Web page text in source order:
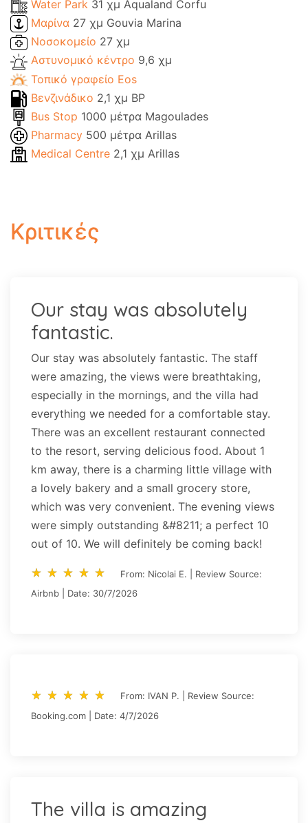
Water Park 31 χμ Aqualand Corfu
Μαρίνα 27 χμ Gouvia Marina
Νοσοκομείο 27 χμ
Αστυνομικό κέντρο 9,6 χμ
Τοπικό γραφείο Eos
Βενζινάδικο 2,1 χμ BP
Bus Stop 1000 μέτρα Magoulades
Pharmacy 500 μέτρα Arillas
Medical Centre 2,1 χμ Arillas
Κριτικές
Our stay was absolutely
fantastic.
Our stay was absolutely fantastic. The staff
were amazing, the views were breathtaking,
especially in the mornings, and the villa had
everything we needed for a comfortable stay.
There was an excellent restaurant connected
to the resort, serving delicious food. About 1
km away, there is a charming little village with
a lovely bakery and a small grocery store,
which was very convenient. The evening views
were simply outstanding &#8211; a perfect 10
out of 10. We will definitely be coming back!
star_rate star_rate star_rate star_rate star_rate
star_rate star_rate star_rate star_rate star_rate
From: Nicolai E. | Review Source:
Airbnb | Date: 30/7/2026
star_rate star_rate star_rate star_rate star_rate
star_rate star_rate star_rate star_rate star_rate
From: IVAN P. | Review Source:
Booking.com | Date: 4/7/2026
The villa is amazing